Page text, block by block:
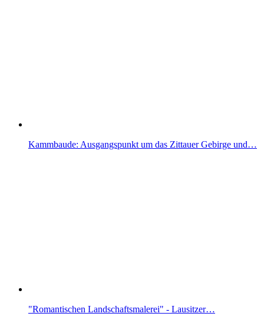
Kammbaude: Ausgangspunkt um das Zittauer Gebirge und…
"Romantischen Landschaftsmalerei" - Lausitzer…